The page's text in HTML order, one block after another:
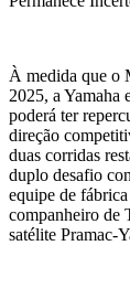
À medida que o
2025, a Yamaha
poderá ter
direção
duas corridas
duplo desafio
equipe de
companheiro de
satélite Pramac-